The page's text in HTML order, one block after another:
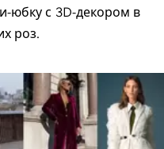
юбку с 3D-декором в
роз.